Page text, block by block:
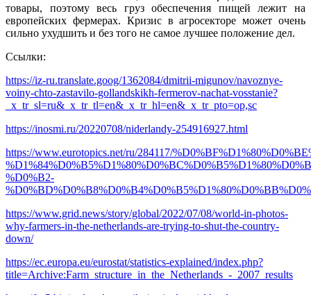
товары, поэтому весь груз обеспечения пищей лежит на
европейских фермерах. Кризис в агросекторе может очень
сильно ухудшить и без того не самое лучшее положение дел.
Ссылки:
https://iz-ru.translate.goog/1362084/dmitrii-migunov/navoznye-
voiny-chto-zastavilo-gollandskikh-fermerov-nachat-vosstanie?
_x_tr_sl=ru&_x_tr_tl=en&_x_tr_hl=en&_x_tr_pto=op,sc
https://inosmi.ru/20220708/niderlandy-254916927.html
https://www.eurotopics.net/ru/284117/
%D0%B2-
https://www.grid.news/story/global/2022/07/08/world-in-photos-
why-farmers-in-the-netherlands-are-trying-to-shut-the-country-
down/
https://ec.europa.eu/eurostat/statistics-explained/index.php?
title=Archive:Farm_structure_in_the_Netherlands_-_2007_results